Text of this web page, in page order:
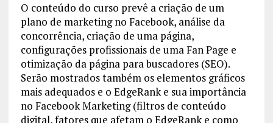
O conteúdo do curso prevê a criação de um
plano de marketing no Facebook, análise da
concorrência, criação de uma página,
configurações profissionais de uma Fan Page e
otimização da página para buscadores (SEO).
Serão mostrados também os elementos gráficos
mais adequados e o EdgeRank e sua importância
no Facebook Marketing (filtros de conteúdo
digital, fatores que afetam o EdgeRank e como